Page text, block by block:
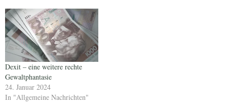
Dexit – eine weitere rechte
Gewaltphantasie
24. Januar 2024
In "Allgemeine Nachrichten"